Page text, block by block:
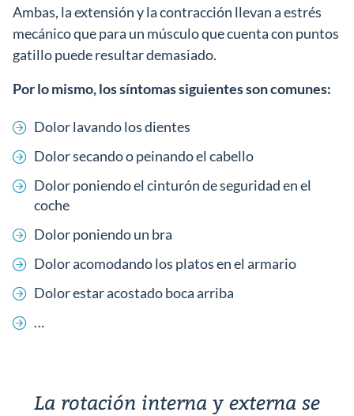
Ambas, la extensión y la contracción llevan a estrés
mecánico que para un músculo que cuenta con puntos
gatillo puede resultar demasiado.
Por lo mismo, los síntomas siguientes son comunes:
Dolor lavando los dientes
Dolor secando o peinando el cabello
Dolor poniendo el cinturón de seguridad en el
coche
Dolor poniendo un bra
Dolor acomodando los platos en el armario
Dolor estar acostado boca arriba
…
La rotación interna y externa se